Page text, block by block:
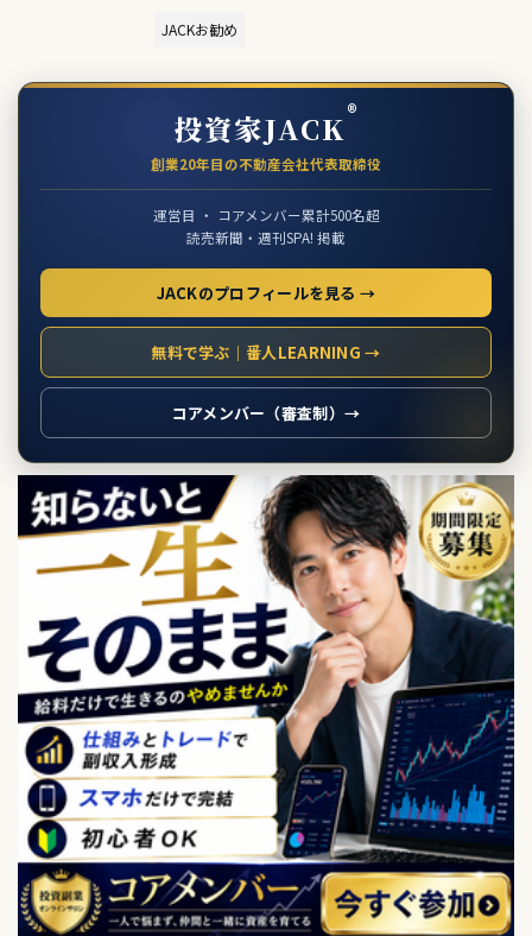
JACKお勧め
投資家JACK®
創業20年目の不動産会社代表取締役
運営目 ・ コアメンバー累計500名超
読売新聞・週刊SPA! 掲載
JACKのプロフィールを見る →
無料で学ぶ｜番人LEARNING →
コアメンバー（審査制）→